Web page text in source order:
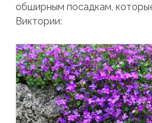
обширным посадкам,
Виктории: